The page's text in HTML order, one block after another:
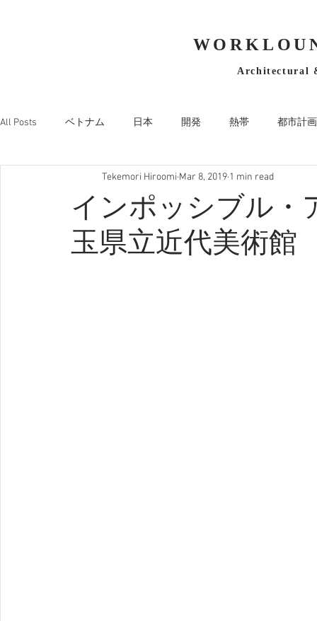
Architectural
All Posts ベトナム 日本 開発 熱帯 都市計画
インポッシブル・
玉県立近代美術館
Tekemori Hiroomi Mar 8, 2019 1 min read